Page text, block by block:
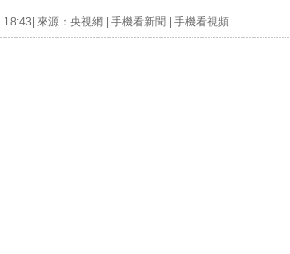
來源：央視網 | 手機看新聞 手機看視頻